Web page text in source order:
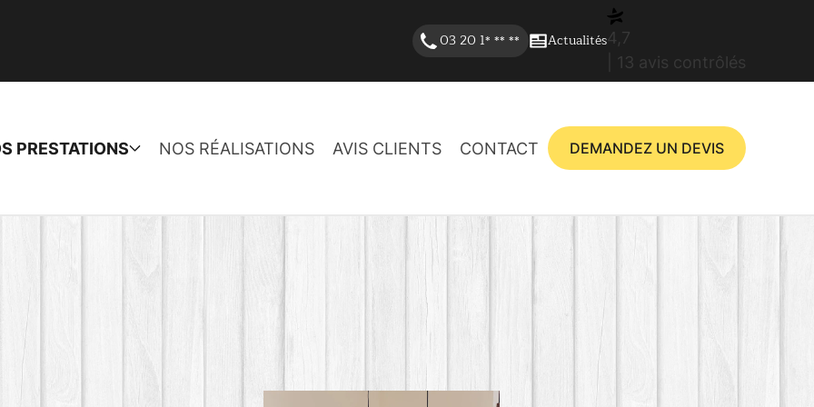
03 20 1* ** ** Actualités4,7
| 13 avis contrôlés
PRESTATIONS NOS RÉALISATIONS AVIS CLIENTS CONTACT DEMANDEZ UN DEVIS